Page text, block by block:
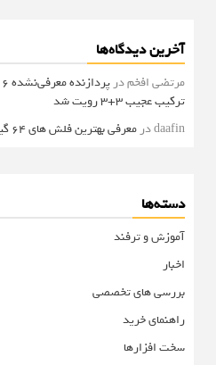
آخرین دیدگاه‌ها
مرتضی افخمدر
ترکیب عجیب 3+3 رویت شد
daafinدر معرفی بهترین فلش های 64 گیگابایت با سرعت بالا
دسته‌ها
آموزش و ترفند
اخبار
بررسی های تخصصی
راهنمای خرید
سخت افزارها